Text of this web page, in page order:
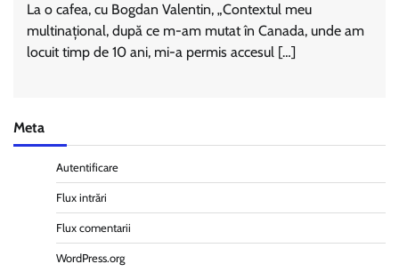
La o cafea, cu Bogdan Valentin, „Contextul meu
multinațional, după ce m-am mutat în Canada, unde am
locuit timp de 10 ani, mi-a permis accesul […]
Meta
Autentificare
Flux intrări
Flux comentarii
WordPress.org